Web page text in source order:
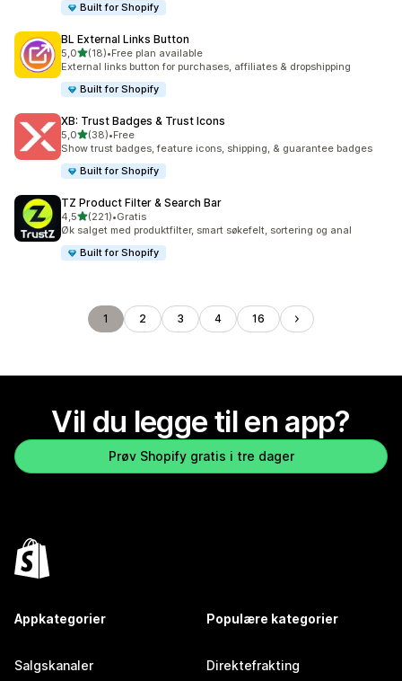
Built for Shopify
BL External Links Button
5,0av 5 stjerner
(18)
Totalt 18 omtaler
•Free plan available
External links button for purchases, affiliates & dropshipping
Built for Shopify
XB: Trust Badges & Trust Icons
5,0av 5 stjerner
(38)
Totalt 38 omtaler
•Free
Show trust badges, feature icons, shipping, & guarantee badges
Built for Shopify
TZ Product Filter & Search Bar
4,5av 5 stjerner
(221)
Totalt 221 omtaler
•Gratis
Øk salget med produktfilter, smart søkefelt, sortering og anal
Built for Shopify
1 2 3 4 16
Vil du legge til en app?
Prøv Shopify gratis i tre dager
Appkategorier
Salgskanaler
Populære kategorier
Direktefrakting